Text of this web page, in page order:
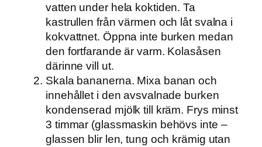
vatten under hela koktiden. Ta
kastrullen från värmen och låt svalna i
kokvattnet. Öppna inte burken medan
den fortfarande är varm. Kolasåsen
därinne vill ut.
Skala bananerna. Mixa banan och
innehållet i den avsvalnade burken
kondenserad mjölk till kräm. Frys minst
3 timmar (glassmaskin behövs inte –
glassen blir len, tung och krämig utan